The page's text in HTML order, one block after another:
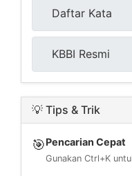
Daftar Kata
KBBI Resmi
💡 Tips & Trik
🎯Pencarian Cepat
Gunakan Ctrl+K